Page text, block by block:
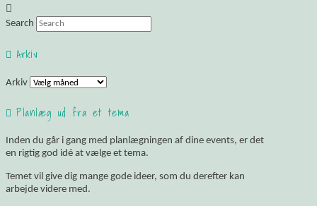
Search
Arkiv
Arkiv
Planlæg ud fra et tema
Inden du går i gang med planlægningen af dine events, er det
en rigtig god idé at vælge et tema.
Temet vil give dig mange gode ideer, som du derefter kan
arbejde videre med.